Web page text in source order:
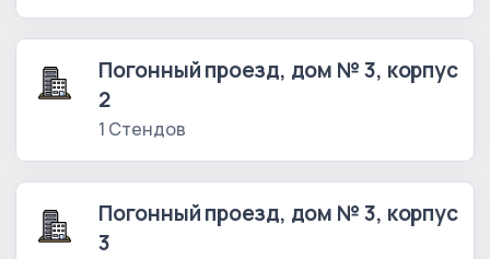
Погонный проезд, дом № 3, корпус
2
1 Стендов
Погонный проезд, дом № 3, корпус
3